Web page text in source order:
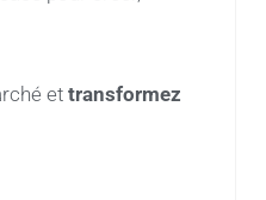
ettransformez